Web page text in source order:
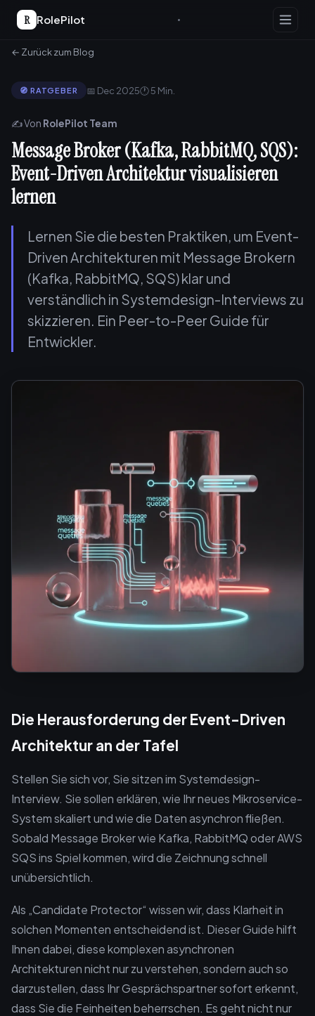
R RolePilot
← Zurück zum Blog
🧭 RATGEBER 📅 Dec 2025🕐 5 Min.
✍️ Von RolePilot Team
Message Broker (Kafka, RabbitMQ, SQS):
Event-Driven Architektur visualisieren
lernen
Lernen Sie die besten Praktiken, um Event-
Driven Architekturen mit Message Brokern
(Kafka, RabbitMQ, SQS) klar und
verständlich in Systemdesign-Interviews zu
skizzieren. Ein Peer-to-Peer Guide für
Entwickler.
Die Herausforderung der Event-Driven
Architektur an der Tafel
Stellen Sie sich vor, Sie sitzen im Systemdesign-
Interview. Sie sollen erklären, wie Ihr neues Mikroservice-
System skaliert und wie die Daten asynchron fließen.
Sobald Message Broker wie Kafka, RabbitMQ oder AWS
SQS ins Spiel kommen, wird die Zeichnung schnell
unübersichtlich.
Als „Candidate Protector“ wissen wir, dass Klarheit in
solchen Momenten entscheidend ist. Dieser Guide hilft
Ihnen dabei, diese komplexen asynchronen
Architekturen nicht nur zu verstehen, sondern auch so
darzustellen, dass Ihr Gesprächspartner sofort erkennt,
dass Sie die Feinheiten beherrschen. Es geht nicht nur